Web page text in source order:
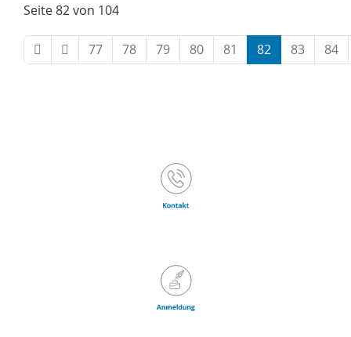
Seite 82 von 104
77 78 79 80 81 82 83 84